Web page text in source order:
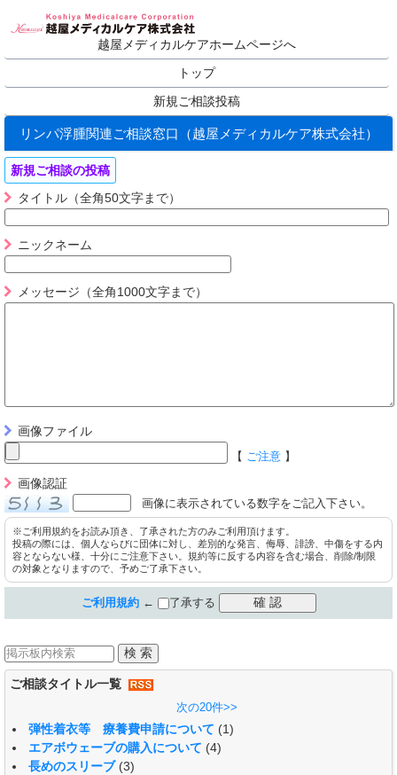
越屋メディカルケアホームページへ
トップ
新規ご相談投稿
リンパ浮腫関連ご相談窓口（越屋メディカルケア株式会社）
新規ご相談の投稿
タイトル（全角50文字まで）
ニックネーム
メッセージ（全角1000文字まで）
画像ファイル
【 ご注意 】
画像認証
画像に表示されている数字をご記入下さい。
※ご利用規約をお読み頂き、了承された方のみご利用頂けます。
投稿の際には、個人ならびに団体に対し、差別的な発言、侮辱、誹謗、中傷をする内
容とならない様、十分にご注意下さい。規約等に反する内容を含む場合、削除/制限
の対象となりますので、予めご了承下さい。
ご利用規約← 了承する
ご相談タイトル一覧
次の20件>>
弾性着衣等 療養費申請について (1)
エアボウェーブの購入について (4)
長めのスリーブ (3)